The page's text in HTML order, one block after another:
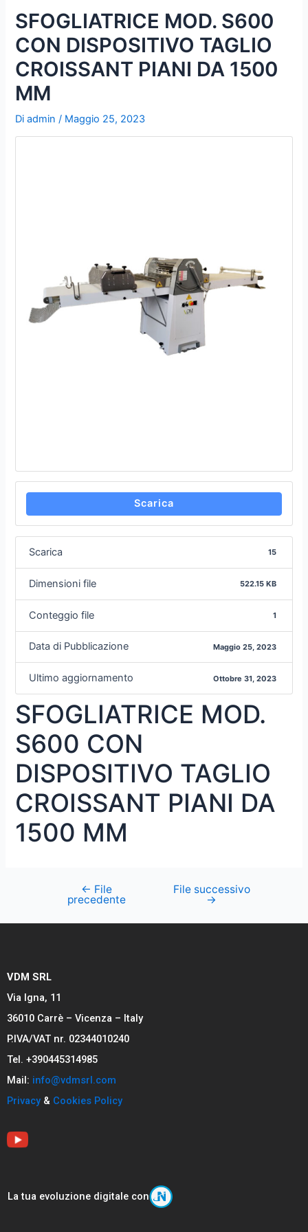
u
b
e
SFOGLIATRICE MOD. S600
CON DISPOSITIVO TAGLIO
CROISSANT PIANI DA 1500
MM
Diadmin/ Maggio 25, 2023
Scarica
Scarica 15
Dimensioni file 522.15 KB
Conteggio file 1
Data di Pubblicazione Maggio 25, 2023
Ultimo aggiornamento Ottobre 31, 2023
SFOGLIATRICE MOD.
S600 CON
DISPOSITIVO TAGLIO
CROISSANT PIANI DA
1500 MM
← File
precedente
File successivo
→
VDM SRL
Via Igna, 11
36010 Carrè – Vicenza – Italy
P.IVA/VAT nr. 02344010240
Tel. +390445314985
Mail: info@vdmsrl.com
Privacy& Cookies Policy
La tua evoluzione digitale con